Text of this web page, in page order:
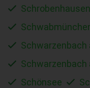
Schrobenhausen
Schwarzenbach
Schwarzenbach
Schönsee